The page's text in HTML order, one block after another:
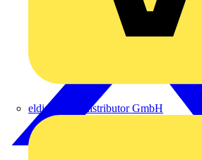
eldis electro distributor GmbH